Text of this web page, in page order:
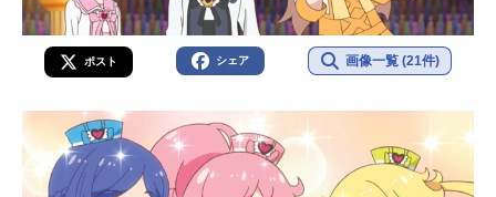
ポスト シェア 画像一覧 (21件)